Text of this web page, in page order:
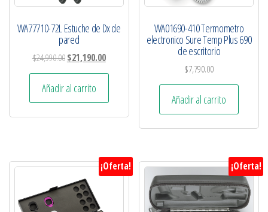
WA77710-72L Estuche de Dx de
pared
$24,990.00$21,190.00
Añadir al carrito
WA01690-410 Termometro
electronico Sure Temp Plus 690
de escritorio
$7,790.00
Añadir al carrito
¡Oferta! ¡Oferta!